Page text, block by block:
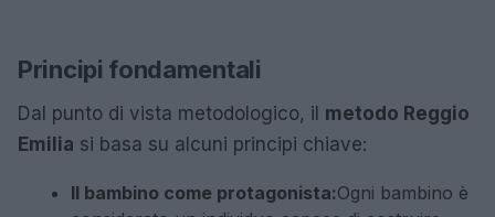
Principi fondamentali
Dal punto di vista metodologico, il metodo Reggio
Emilia si basa su alcuni principi chiave:
Il bambino come protagonista:Ogni bambino è